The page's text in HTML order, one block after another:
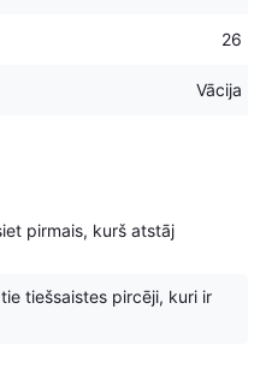
26
Vācija
pirmais, kurš atstāj
tiešsaistes pircēji, kuri ir